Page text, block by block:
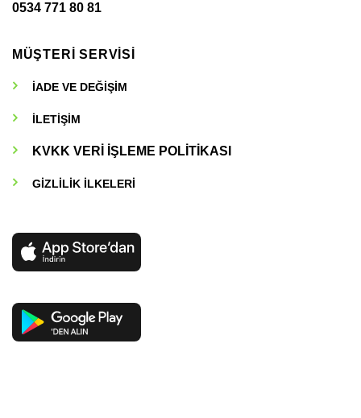
0534 771 80 81
MÜŞTERİ SERVİSİ
İADE VE DEĞİŞİM
İLETİŞİM
KVKK VERİ İŞLEME POLİTİKASI
GİZLİLİK İLKELERİ